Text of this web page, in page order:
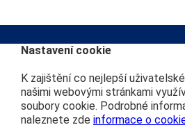
Kontakt na redakci
info@cdprovas.cz
Další
Můj
Nastavení cookie
K zajištění co nejlepší
našimi webovými stránkami
soubory cookie. Podrobné
naleznete zde informace o